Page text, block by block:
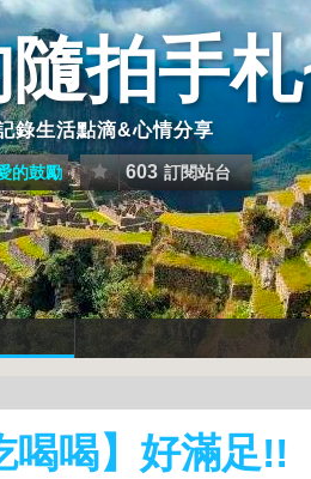
拍手
錄生活點滴&心情分享
的鼓勵 603 訂閱站台
喝喝】好滿足!!